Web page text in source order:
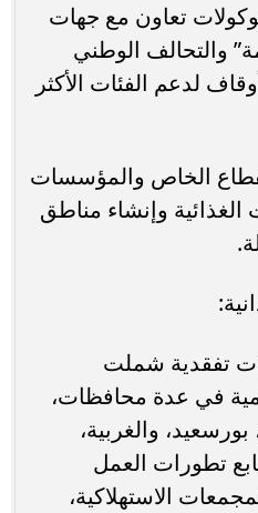
تعاون مع جهات
والتحالف الوطني
لدعم الفئات الأكثر
الخاص والمؤسسات
الغذائية وإنشاء مناطق
تفقدية شملت
في عدة محافظات،
بورسعيد، والغربية،
تطورات العمل
الاستهلاكية،